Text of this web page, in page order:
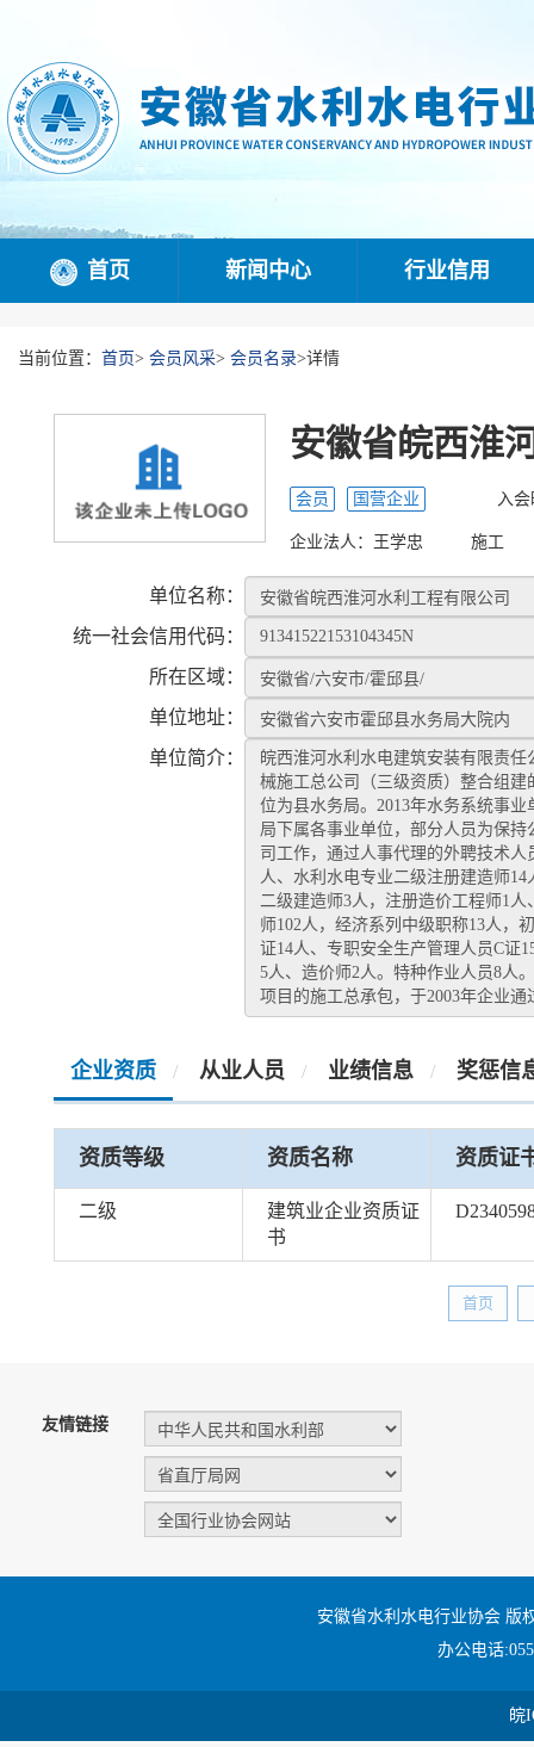
首页 新闻中心 行业信用
当前位置： 首页> 会员风采> 会员名录>详情
安徽省皖西淮
会员 国营企业 入
企业法人： 王学忠 施工
单位名称：
统一社会信用代码：
所在区域：
单位地址：
单位简介：
皖西淮河水利水电建筑安装有限责
械施工总公司（三级资质）整合组
位为县水务局。2013年水务系统事
局下属各事业单位，部分人员为保
司工作，通过人事代理的外聘技术
人、水利水电专业二级注册建造师
二级建造师3人，注册造价工程师1
师102人，经济系列中级职称13人，
证14人、专职安全生产管理人员C证
5人、造价师2人。特种作业人员8人
项目的施工总承包，于2003年企业通
企业资质 / 从业人员 / 业绩信息 / 奖惩信
资质等级 资质名称 资质证
二级
建筑业企业资质证
书
首页
友情链接
安徽省水利水电行业协会 版
办公电话
皖